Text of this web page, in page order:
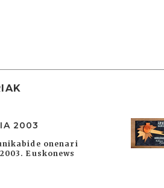
2003
onenari
Euskonews